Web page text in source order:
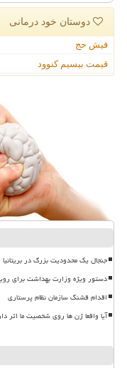
دوستان خود درمانی
فیش حج
قیمت بیسیم کنوود
جنجال یک محدودیت بزرگ در بریتانیا
دستور ویژه وزارت بهداشت برای
اقدام قشنگ سازمان نظام پرستاری
آیا واقعا ژن ها روی شخصیت ما اثر